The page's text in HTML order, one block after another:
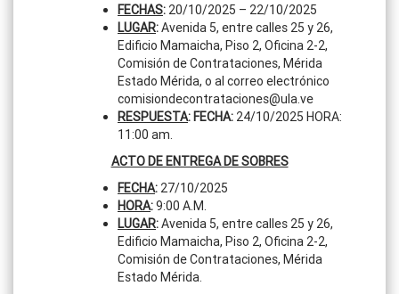
FECHAS: 20/10/2025 – 22/10/2025
LUGAR:Avenida 5, entre calles 25 y 26,
Edificio Mamaicha, Piso 2, Oficina 2-2,
Comisión de Contrataciones, Mérida
Estado Mérida, o al correo electrónico
comisiondecontrataciones@ula.ve
RESPUESTA: FECHA: 24/10/2025 HORA:
11:00 am.
ACTO DE ENTREGA DE SOBRES
FECHA: 27/10/2025
HORA:9:00 A.M.
LUGAR:Avenida 5, entre calles 25 y 26,
Edificio Mamaicha, Piso 2, Oficina 2-2,
Comisión de Contrataciones, Mérida
Estado Mérida.